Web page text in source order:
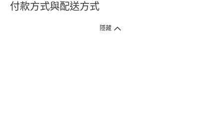
付款方式與配送方式
隱藏